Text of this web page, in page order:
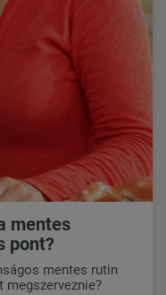
mentes
pont?
mentes rutin
megszerveznie?